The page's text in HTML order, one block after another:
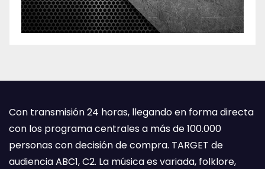
Con transmisión 24 horas, llegando en forma directa
con los programa centrales a más de 100.000
personas con decisión de compra. TARGET de
audiencia ABC1, C2. La música es variada, folklore,